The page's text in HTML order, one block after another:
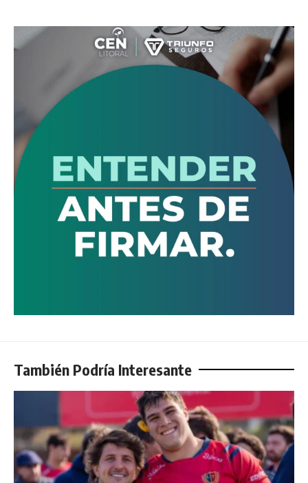
También Podría Interesante